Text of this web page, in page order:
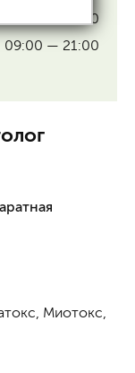
09:00 — 21:00
09:00 — 21:00
Миотокс,